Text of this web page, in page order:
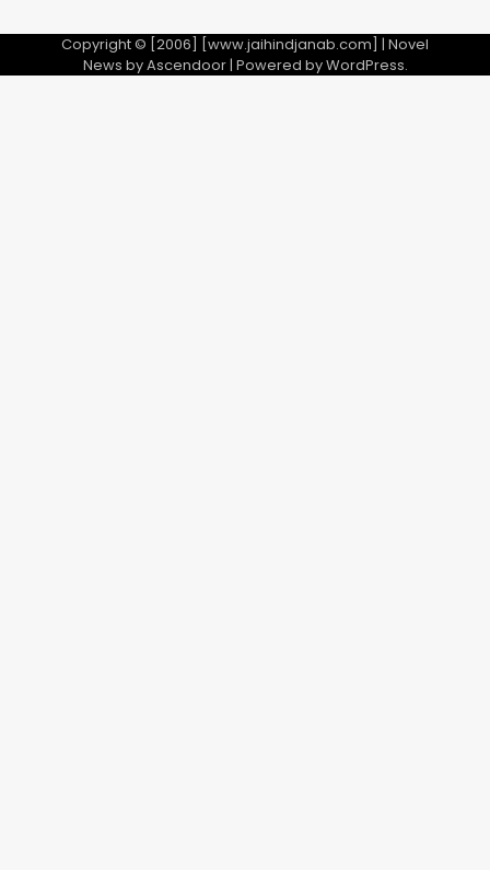
Copyright © [2006] [www.jaihindjanab.com] | Novel
News byAscendoor| Powered byWordPress.